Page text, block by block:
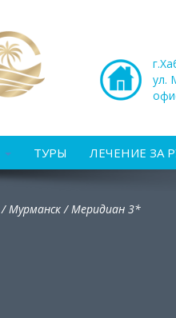
ул.
ТУРЫ ЛЕЧЕНИЕ ЗА
/Мурманск /Меридиан 3*